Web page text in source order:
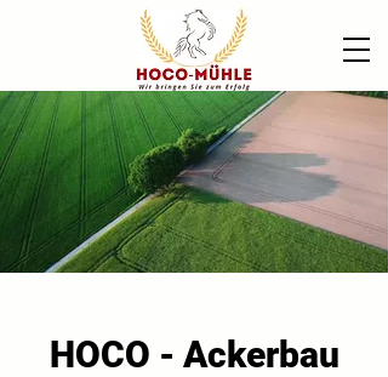
HOCO - Ackerbau